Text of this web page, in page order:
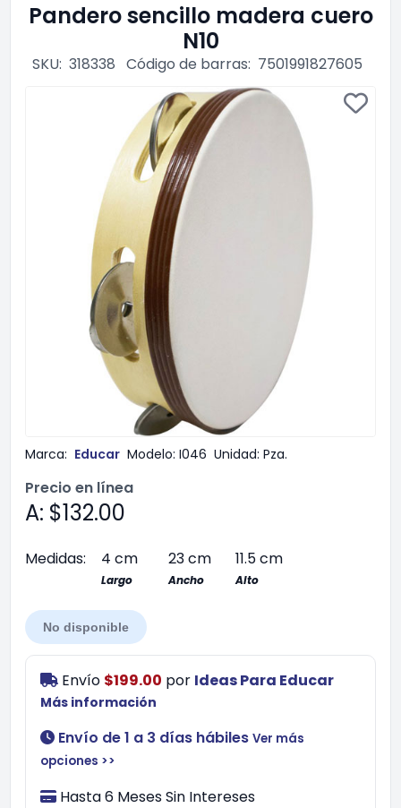
Pandero sencillo madera cuero
N10
SKU: 318338 Código de barras: 7501991827605
Marca: Educar Modelo: I046 Unidad: Pza.
Precio en línea
A: $132.00
Medidas: 4 cm 23 cm 11.5 cm
Largo Ancho Alto
No disponible
Envío $199.00 por Ideas Para Educar
Más información
Envío de 1 a 3 días hábiles Ver más
opciones >>
Hasta 6 Meses Sin Intereses